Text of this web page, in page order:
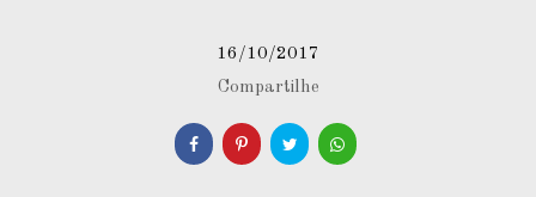
16/10/2017
Compartilhe